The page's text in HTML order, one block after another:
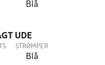
Blå
UDE
STRØMPER
Blå